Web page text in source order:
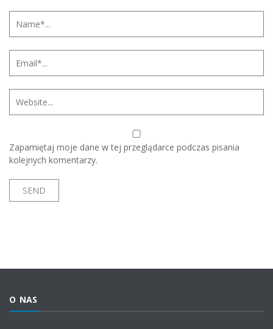
Zapamiętaj moje dane w tej przeglądarce podczas pisania
kolejnych komentarzy.
O NAS